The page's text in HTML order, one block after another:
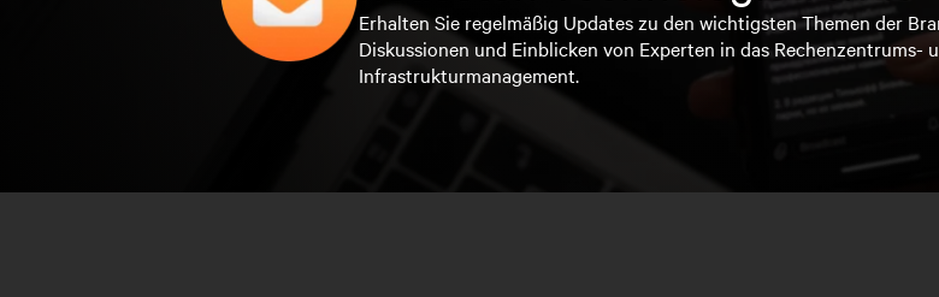
Erhalten Sie regelmäßig Updates zu den wichtigsten Themen der
Diskussionen und Einblicken von Experten in das Rechenzentrums-
Infrastrukturmanagement.